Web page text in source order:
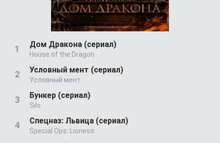
Дом Дракона (сериал)
House of the Dragon
Условный мент (сериал)
Условный мент
Бункер (сериал)
Silo
Спецназ: Львица (сериал)
Special Ops: Lioness